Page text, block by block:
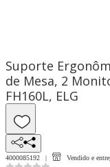
Suporte
de Mesa, 2
FH160L, ELG
4000085192 Vendido e